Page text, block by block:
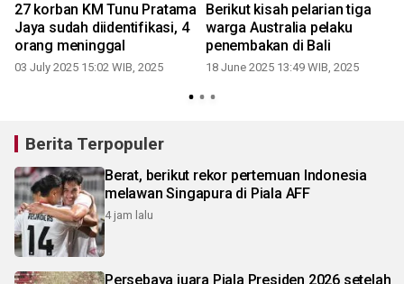
27 korban KM Tunu Pratama
Jaya sudah diidentifikasi, 4
orang meninggal
03 July 2025 15:02 WIB, 2025
Berikut kisah pelarian tiga
warga Australia pelaku
penembakan di Bali
18 June 2025 13:49 WIB, 2025
Berita Terpopuler
Berat, berikut rekor pertemuan Indonesia
melawan Singapura di Piala AFF
4 jam lalu
Persebaya juara Piala Presiden 2026 setelah